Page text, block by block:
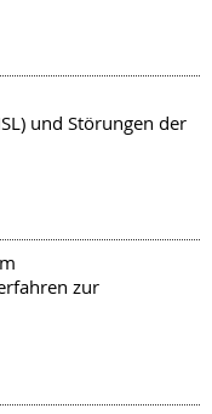
und Störungen der
zur